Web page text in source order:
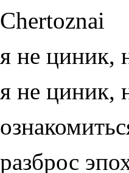
Chertoznai
я не циник,
я не циник,
разброс